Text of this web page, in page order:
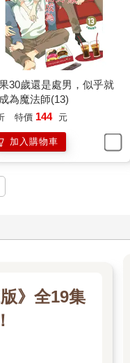
30歲還是處男，似乎就
為魔法師(13)
特價 144 元
加入購物車
》全19集